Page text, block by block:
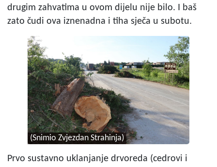
drugim zahvatima u ovom dijelu nije bilo. I baš
zato čudi ova iznenadna i tiha sječa u subotu.
(Snimio Zvjezdan Strahinja)
Prvo sustavno uklanjanje drvoreda (cedrovi i